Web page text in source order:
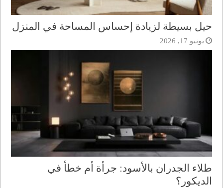
حيل بسيطة لزيادة إحساس المساحة في المنزل
يونيو 17, 2026
طلاء الجدران بالأسود: جرأة أم خطأ في
الديكور؟